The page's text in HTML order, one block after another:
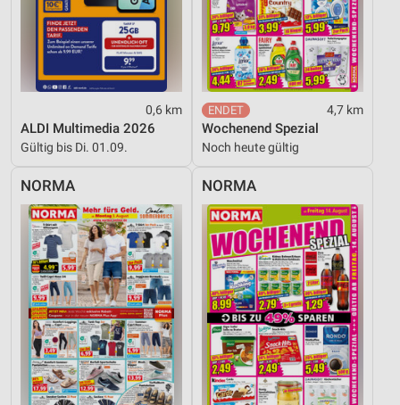
0,6 km
ALDI Multimedia 2026
Gültig bis Di. 01.09.
4,7 km
Wochenend Spezial
Noch heute gültig
NORMA NORMA
Werbung